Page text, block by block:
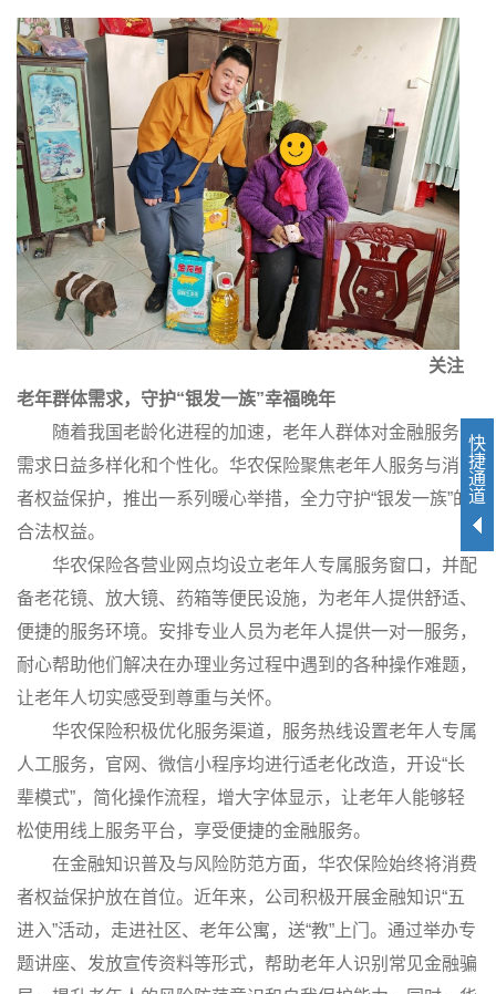
关注
老年群体需求，守护“银发一族”幸福晚年
随着我国老龄化进程的加速，老年人群体对金融服务的
需求日益多样化和个性化。华农保险聚焦老年人服务与消费
者权益保护，推出一系列暖心举措，全力守护“银发一族”的
合法权益。
华农保险各营业网点均设立老年人专属服务窗口，并配
备老花镜、放大镜、药箱等便民设施，为老年人提供舒适、
便捷的服务环境。安排专业人员为老年人提供一对一服务，
耐心帮助他们解决在办理业务过程中遇到的各种操作难题，
让老年人切实感受到尊重与关怀。
华农保险积极优化服务渠道，服务热线设置老年人专属
人工服务，官网、微信小程序均进行适老化改造，开设“长
辈模式”，简化操作流程，增大字体显示，让老年人能够轻
松使用线上服务平台，享受便捷的金融服务。
在金融知识普及与风险防范方面，华农保险始终将消费
者权益保护放在首位。近年来，公司积极开展金融知识“五
进入”活动，走进社区、老年公寓，送“教”上门。通过举办专
题讲座、发放宣传资料等形式，帮助老年人识别常见金融骗
快
捷
通
道